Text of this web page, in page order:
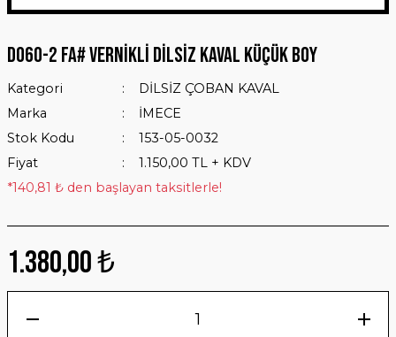
D060-2 FA# VERNİKLİ DİLSİZ KAVAL KÜÇÜK BOY
Kategori
DİLSİZ ÇOBAN KAVAL
Marka
İMECE
Stok Kodu
153-05-0032
Fiyat
1.150,00 TL + KDV
*140,81 ₺ den başlayan taksitlerle!
1.380,00 ₺